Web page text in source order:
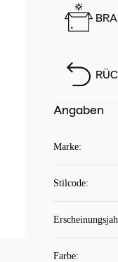
Angaben
Marke:
Stilcode:
Farbe: